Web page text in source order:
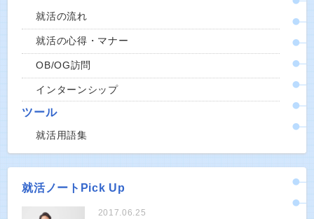
就活の流れ
就活の心得・マナー
OB/OG訪問
インターンシップ
ツール
就活用語集
就活ノートPick Up
2017.06.25